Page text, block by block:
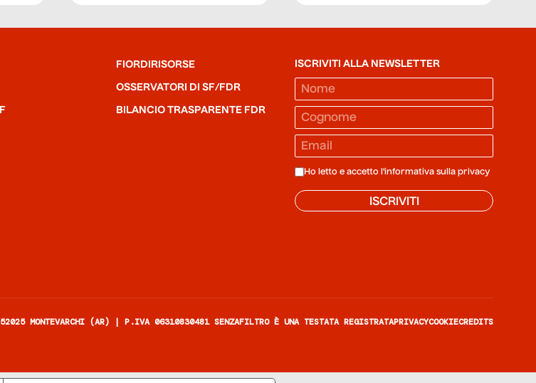
FIORDIRISORSE
OSSERVATORI DI SF/FDR
BILANCIO TRASPARENTE FDR
ISCRIVITI ALLA NEWSLETTER
Ho letto e accetto l'informativa sulla privacy
ISCRIVITI
MONTEVARCHI (AR) | P.IVA 06310830481 SENZAFILTRO È UNA TESTATA REGISTRATAPRIVACYCOOKIECREDITS